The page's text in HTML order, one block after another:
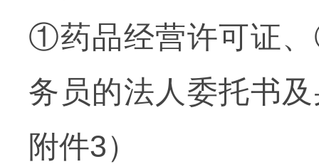
①药品经营许可证
务员的法人委托书
附件3）